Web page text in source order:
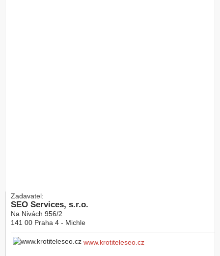
Zadavatel:
SEO Services, s.r.o.
Na Nivách 956/2
141 00 Praha 4 - Michle
www.krotiteleseo.cz